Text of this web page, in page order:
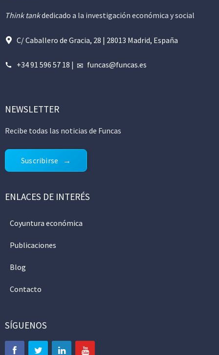
Think tankdedicado a la investigación económica y social
C/ Caballero de Gracia, 28 | 28013 Madrid, España
+34 91 596 57 18 | funcas@funcas.es
NEWSLETTER
Recibe todas las noticias de Funcas
Suscribirse
ENLACES DE INTERÉS
Coyuntura económica
Publicaciones
Blog
Contacto
SÍGUENOS